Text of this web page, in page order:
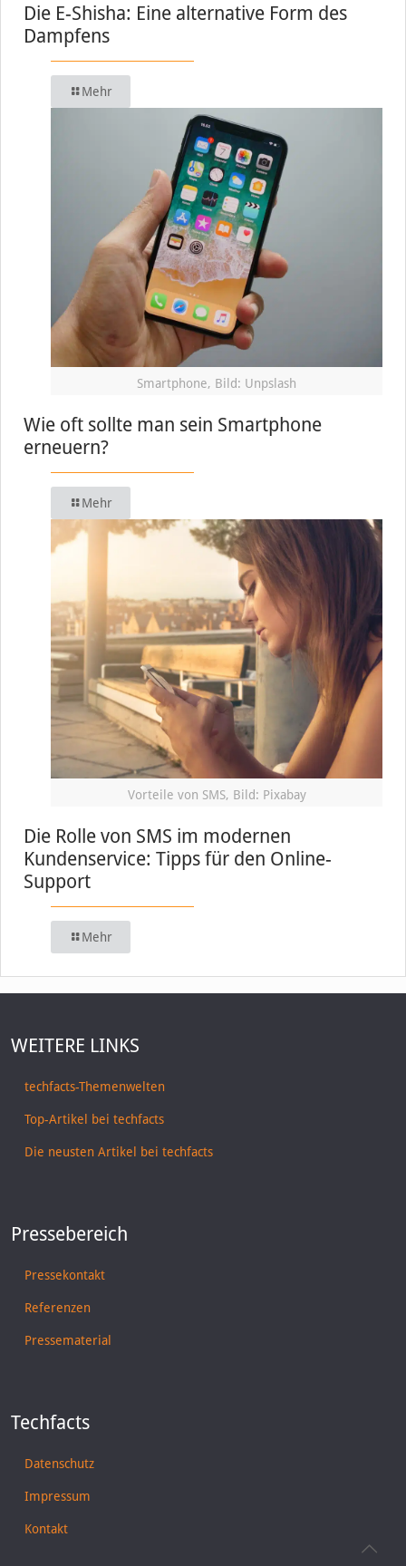
Die E-Shisha: Eine alternative Form des
Dampfens
Mehr
Smartphone, Bild: Unpslash
Wie oft sollte man sein Smartphone
erneuern?
Mehr
Vorteile von SMS, Bild: Pixabay
Die Rolle von SMS im modernen
Kundenservice: Tipps für den Online-
Support
Mehr
WEITERE LINKS
techfacts-Themenwelten
Top-Artikel bei techfacts
Die neusten Artikel bei techfacts
Pressebereich
Pressekontakt
Referenzen
Pressematerial
Techfacts
Datenschutz
Impressum
Kontakt